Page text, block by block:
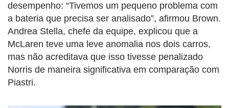
desempenho: “Tivemos um pequeno problema com
a bateria que precisa ser analisado”, afirmou Brown.
Andrea Stella, chefe da equipe, explicou que a
McLaren teve uma leve anomalia nos dois carros,
mas não acreditava que isso tivesse penalizado
Norris de maneira significativa em comparação com
Piastri.